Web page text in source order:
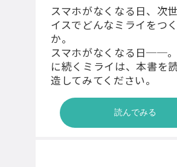
スマホがなくなる日、次
イスでどんなミライをつ
か。
スマホがなくなる日──
に続くミライは、本書を
造してみてください。
読んでみる